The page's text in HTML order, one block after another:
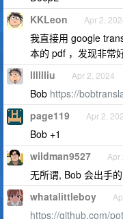
KKLeon Apr 2,
我直接用 google
本的 pdf ，发现非常
lllllliu Apr 2, 2024
Bob https://
page119 Apr 2,
Bob +1
wildman9527 Apr
无所谓, Bob 会出手
whatalittleboy
https://github.com/